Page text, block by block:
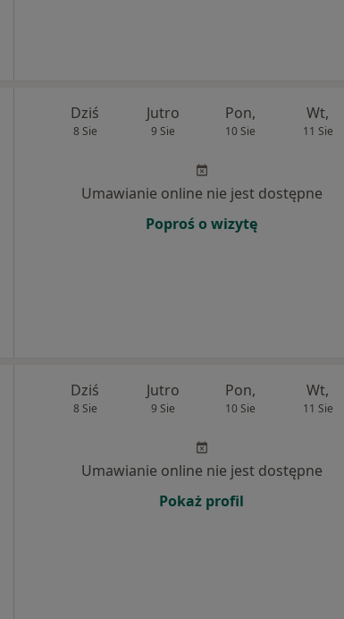
Dziś
8 Sie
Jutro
9 Sie
Pon,
10 Sie
Wt,
11 Sie
Umawianie online nie jest dostępne
Poproś o wizytę
Dziś
8 Sie
Jutro
9 Sie
Pon,
10 Sie
Wt,
11 Sie
Umawianie online nie jest dostępne
Pokaż profil